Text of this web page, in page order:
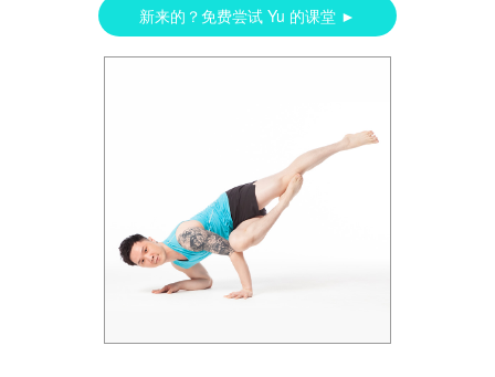
新来的？免费尝试 Yu 的课堂 ►